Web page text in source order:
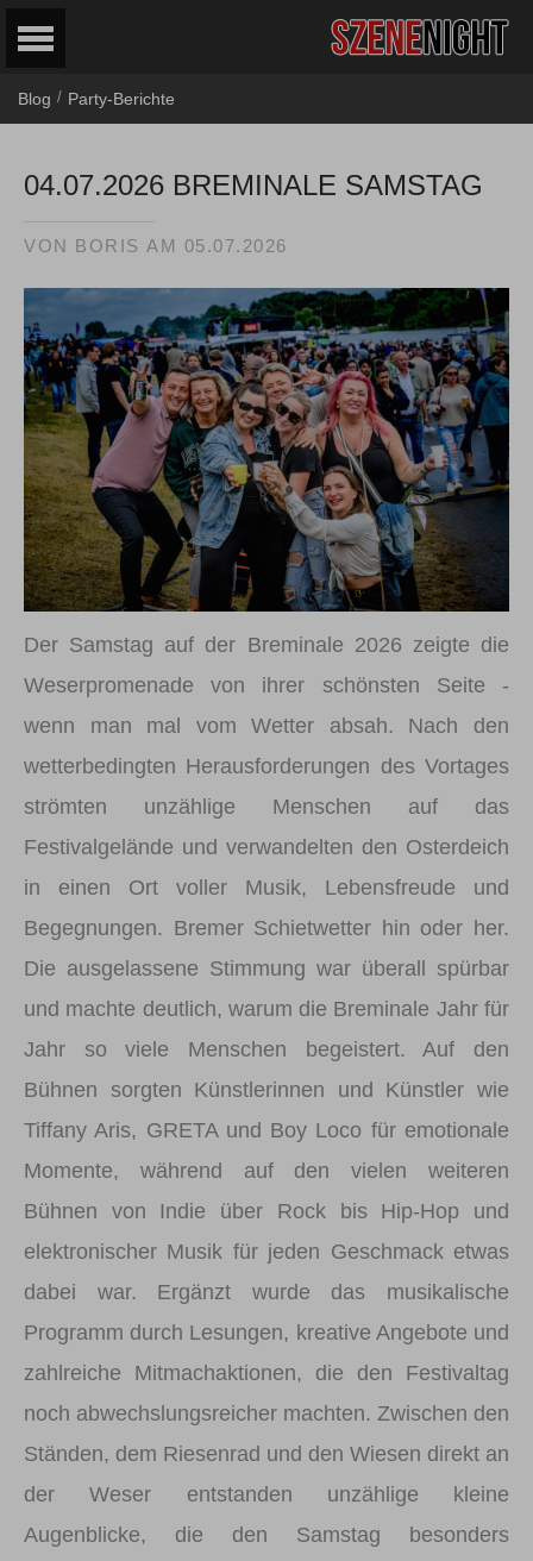
Blog / Party-Berichte
04.07.2026 BREMINALE SAMSTAG
VON BORIS AM 05.07.2026
Der Samstag auf der Breminale 2026 zeigte die
Weserpromenade von ihrer schönsten Seite -
wenn man mal vom Wetter absah. Nach den
wetterbedingten Herausforderungen des Vortages
strömten unzählige Menschen auf das
Festivalgelände und verwandelten den Osterdeich
in einen Ort voller Musik, Lebensfreude und
Begegnungen. Bremer Schietwetter hin oder her.
Die ausgelassene Stimmung war überall spürbar
und machte deutlich, warum die Breminale Jahr für
Jahr so viele Menschen begeistert. Auf den
Bühnen sorgten Künstlerinnen und Künstler wie
Tiffany Aris, GRETA und Boy Loco für emotionale
Momente, während auf den vielen weiteren
Bühnen von Indie über Rock bis Hip-Hop und
elektronischer Musik für jeden Geschmack etwas
dabei war. Ergänzt wurde das musikalische
Programm durch Lesungen, kreative Angebote und
zahlreiche Mitmachaktionen, die den Festivaltag
noch abwechslungsreicher machten. Zwischen den
Ständen, dem Riesenrad und den Wiesen direkt an
der Weser entstanden unzählige kleine
Augenblicke, die den Samstag besonders